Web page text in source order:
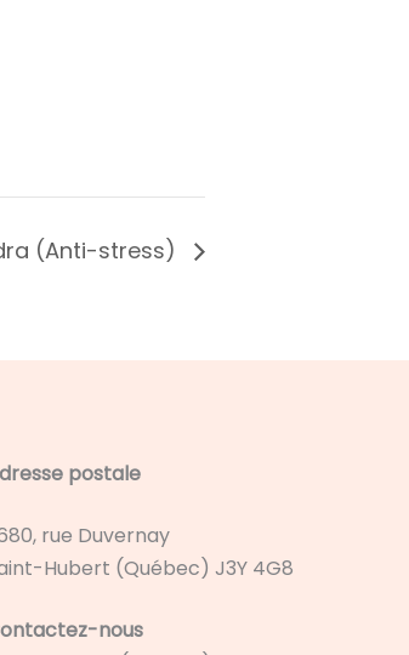
(Anti-stress)
postale
rue Duvernay
Hubert (Québec) J3Y 4G8
nous